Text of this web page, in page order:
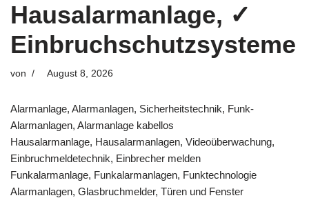
Hausalarmanlage, ✓
Einbruchschutzsysteme
von August 8, 2026
Alarmanlage, Alarmanlagen, Sicherheitstechnik, Funk-
Alarmanlagen, Alarmanlage kabellos
Hausalarmanlage, Hausalarmanlagen, Videoüberwachung,
Einbruchmeldetechnik, Einbrecher melden
Funkalarmanlage, Funkalarmanlagen, Funktechnologie
Alarmanlagen, Glasbruchmelder, Türen und Fenster